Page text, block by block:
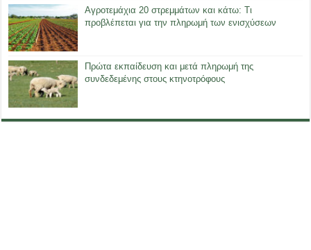
Αγροτεμάχια 20 στρεμμάτων και κάτω: Τι
προβλέπεται για την πληρωμή των ενισχύσεων
Πρώτα εκπαίδευση και μετά πληρωμή της
συνδεδεμένης στους κτηνοτρόφους